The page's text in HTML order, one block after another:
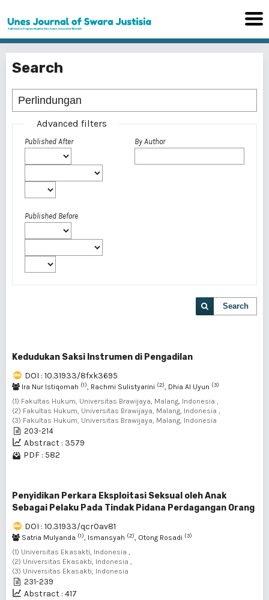
Search
Advanced filters
Published After
Published Before
By Author
Search
Kedudukan Saksi Instrumen di Pengadilan
DOI : 10.31933/8fxk3695
Ira Nur Istiqomah (1), Rachmi Sulistyarini (2), Dhia Al Uyun (3)
(1) Fakultas Hukum, Universitas Brawijaya, Malang, Indonesia ,
(2) Fakultas Hukum, Universitas Brawijaya, Malang, Indonesia ,
(3) Fakultas Hukum, Universitas Brawijaya, Malang, Indonesia
203-214
Abstract : 3579
PDF : 582
Penyidikan Perkara Eksploitasi Seksual oleh Anak
Sebagai Pelaku Pada Tindak Pidana Perdagangan Orang
DOI : 10.31933/qcr0av81
Satria Mulyanda (1), Ismansyah (2), Otong Rosadi (3)
(1) Universitas Ekasakti, Indonesia ,
(2) Universitas Ekasakti, Indonesia ,
(3) Universitas Ekasakti, Indonesia
231-239
Abstract : 417